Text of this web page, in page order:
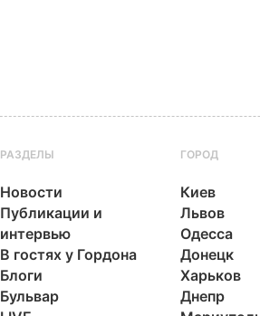
РАЗДЕЛЫ
Новости
Публикации и
интервью
В гостях у Гордона
Блоги
Бульвар
ГОРОД
Киев
Львов
Одесса
Донецк
Харьков
Днепр